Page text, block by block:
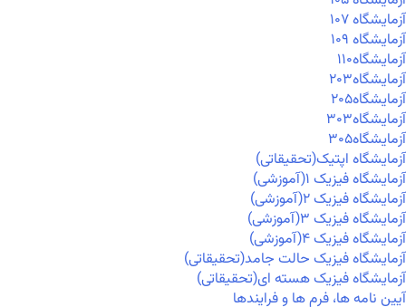
آزمايشگاه ۱۰۷
آزمايشگاه ۱۰۹
آزمايشگاه۱۱۰
آزمايشگاه۲۰۳
آزمايشگاه۲۰۵
آزمايشگاه۳۰۳
آزمايشگاه۳۰۵
آزمایشگاه اپتیک(تحقیقاتی)
آزمایشگاه فیزیک ۱(آموزشی)
آزمایشگاه فیزیک ۲(آموزشی)
آزمایشگاه فیزیک ۳(آموزشی)
آزمایشگاه فیزیک ۴(آموزشی)
آزمایشگاه فیزیک حالت جامد(تحقیقاتی)
آزمایشگاه فیزیک هسته ای(تحقیقاتی)
آیین نامه ها، فرم ها و فرایندها